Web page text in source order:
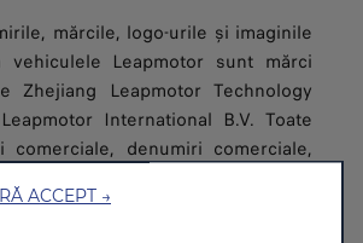
mărcile, logo-urile și imaginile
vehiculele Leapmotor sunt mărci
Zhejiang Leapmotor Technology
International B.V. Toate
comerciale, denumiri comerciale,
acestui site sunt mărci
ACCEPT →